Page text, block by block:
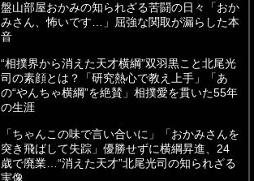
盤山部屋おかみの知られざる苦闘の日々「おか
みさん、怖いです…」屈強な関取が漏らした本
音
“相撲界から消えた天才横綱”双羽黒こと北尾光
司の素顔とは？「研究熱心で教え上手」「あ
の“やんちゃ横綱”を絶賛」相撲愛を貫いた55年
の生涯
「ちゃんこの味で言い合いに」「おかみさんを
突き飛ばして失踪」優勝せずに横綱昇進、24
歳で廃業…“消えた天才”北尾光司の知られざる
実像